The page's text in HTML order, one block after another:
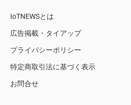
IoTNEWSとは
広告掲載・タイアップ
プライバシーポリシー
特定商取引法に基づく表示
お問合せ